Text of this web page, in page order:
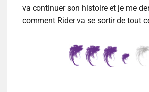
va continuer son histoire et je me
comment Rider va se sortir de tout